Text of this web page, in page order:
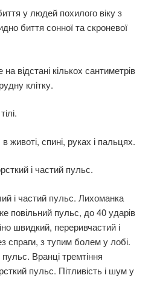
у людей похилого віку з
биття сонної та скроневої
відстані кількох сантиметрів
клітку.
животі, спині, руках і пальцях.
і частий пульс.
і частий пульс. Лихоманка
повільний пульс, до 40 ударів
швидкий, переривчастий і
спраги, з тупим болем у лобі.
Вранці тремтіння
пульс. Пітливість і шум у